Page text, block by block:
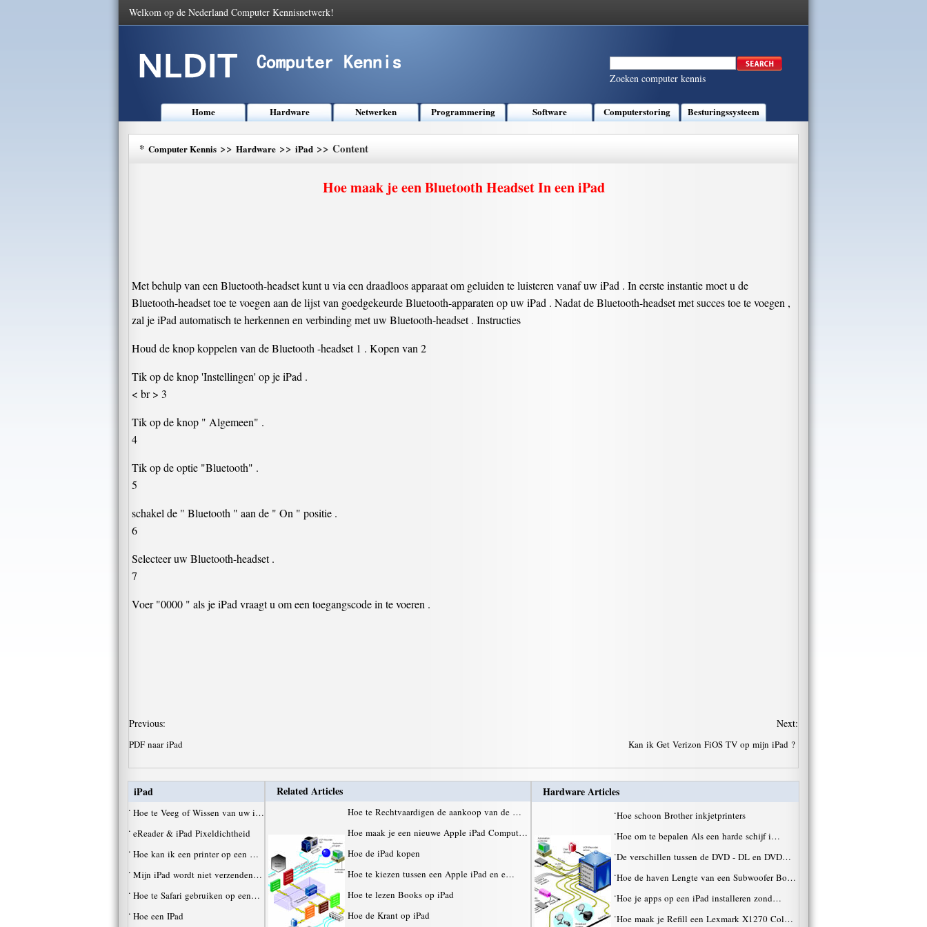
Welkom op de Nederland Computer Kennisnetwerk!
Zoeken computer kennis
Home Hardware Netwerken Programmering Software Computerstoring Besturingssysteem
* Computer Kennis >> Hardware >> iPad >> Content
Hoe maak je een Bluetooth Headset In een iPad
Met behulp van een Bluetooth-headset kunt u via een draadloos apparaat om geluiden te luisteren vanaf uw iPad . In eerste instantie moet u de
Bluetooth-headset toe te voegen aan de lijst van goedgekeurde Bluetooth-apparaten op uw iPad . Nadat de Bluetooth-headset met succes toe te voegen ,
zal je iPad automatisch te herkennen en verbinding met uw Bluetooth-headset . Instructies
Houd de knop koppelen van de Bluetooth -headset 1 . Kopen van 2
Tik op de knop 'Instellingen' op je iPad .
< br > 3
Tik op de knop " Algemeen" .
4
Tik op de optie "Bluetooth" .
5
schakel de " Bluetooth " aan de " On " positie .
6
Selecteer uw Bluetooth-headset .
7
Voer "0000 " als je iPad vraagt ​​u om een ​​toegangscode in te voeren .
Previous:
PDF naar iPad
Next:
Kan ik Get Verizon FiOS TV op mijn iPad ?
iPad
· Hoe te Veeg of Wissen van uw i…
· eReader & iPad Pixeldichtheid
· Hoe kan ik een printer op een …
· Mijn iPad wordt niet verzenden…
· Hoe te Safari gebruiken op een…
· Hoe een IPad
Related Articles
Hoe te Rechtvaardigen de aankoop van de …
Hoe maak je een nieuwe Apple iPad Comput…
Hoe de iPad kopen
Hoe te kiezen tussen een Apple iPad en e…
Hoe te lezen Books op iPad
Hoe de Krant op iPad
Hardware Articles
·Hoe schoon Brother inkjetprinters
·Hoe om te bepalen Als een harde schijf i…
·De verschillen tussen de DVD - DL en DVD…
·Hoe de haven Lengte van een Subwoofer Bo…
·Hoe je apps op een iPad installeren zond…
·Hoe maak je Refill een Lexmark X1270 Col…